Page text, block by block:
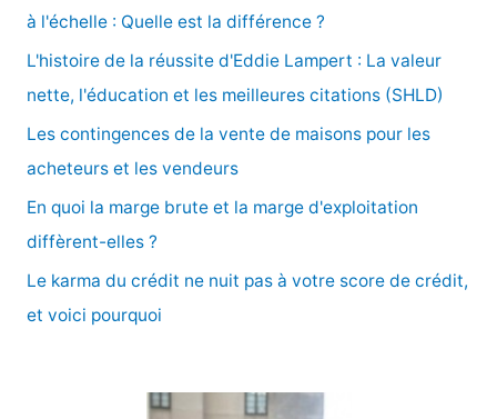
r
c
:
à l'échelle : Quelle est la différence ?
L'histoire de la réussite d'Eddie Lampert : La valeur
nette, l'éducation et les meilleures citations (SHLD)
Les contingences de la vente de maisons pour les
acheteurs et les vendeurs
En quoi la marge brute et la marge d'exploitation
diffèrent-elles ?
Le karma du crédit ne nuit pas à votre score de crédit,
et voici pourquoi